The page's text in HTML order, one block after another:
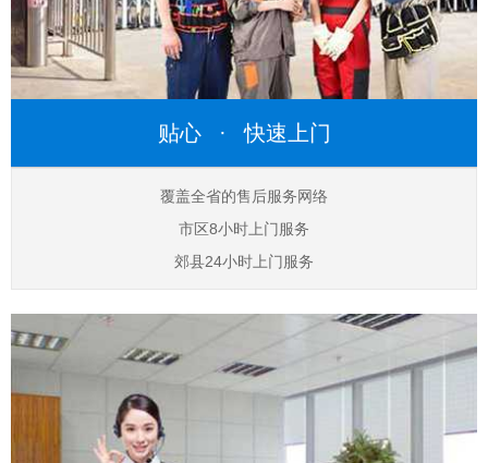
贴心 · 快速上门
覆盖全省的售后服务网络
市区8小时上门服务
郊县24小时上门服务